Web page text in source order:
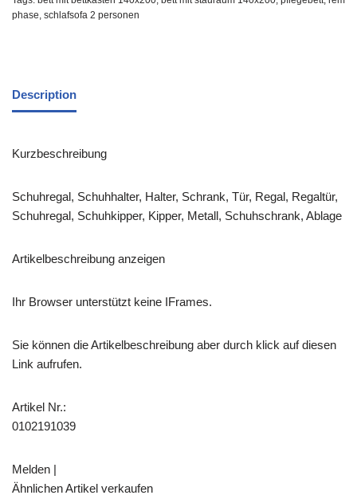
phase, schlafsofa 2 personen
Description
Kurzbeschreibung
Schuhregal, Schuhhalter, Halter, Schrank, Tür, Regal, Regaltür,
Schuhregal, Schuhkipper, Kipper, Metall, Schuhschrank, Ablage
Artikelbeschreibung anzeigen
Ihr Browser unterstützt keine IFrames.
Sie können die Artikelbeschreibung aber durch klick auf diesen
Link aufrufen.
Artikel Nr.:
0102191039
Melden |
Ähnlichen Artikel verkaufen